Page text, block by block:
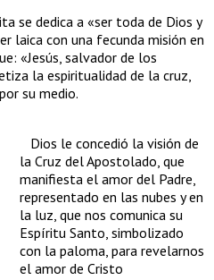
se dedica a «ser toda de Dios y
laica con una fecunda misión en
«Jesús, salvador de los
la espiritualidad de la cruz,
su medio.
Dios le concedió la visión de
la Cruz del Apostolado, que
manifiesta el amor del Padre,
representado en las nubes y en
la luz, que nos comunica su
Espíritu Santo, simbolizado
con la paloma, para revelarnos
el amor de Cristo